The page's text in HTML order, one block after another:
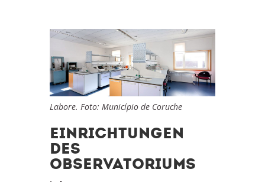
Labore. Foto: Município de Coruche
EINRICHTUNGEN
DES
OBSERVATORIUMS